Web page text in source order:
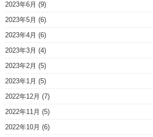
2023年6月 (9)
2023年5月 (6)
2023年4月 (6)
2023年3月 (4)
2023年2月 (5)
2023年1月 (5)
2022年12月 (7)
2022年11月 (5)
2022年10月 (6)